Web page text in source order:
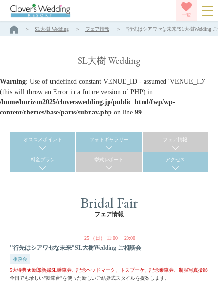
一覧
SL大樹 Wedding フェア情報 "行先はシアワセな未来"SL大樹Wedding
SL大樹 Wedding
Warning: Use of undefined constant VENUE_ID - assumed 'VENUE_ID'
(this will throw an Error in a future version of PHP) in
/home/horizon2025/cloverswedding.jp/public_html/fwp/wp-
content/themes/base/parts/subnav.php on line 99
オススメポイント フォトギャラリー フェア情報
料金プラン 挙式レポート アクセス
Bridal Fair
フェア情報
25 （日） 11:00 20:00
"行先はシアワセな未来"SL大樹Wedding ご相談会
相談会
5大特典★新郎新婦SL乗車券、記念ヘッドマーク、トスブーケ、記念乗車券、制服写真撮影
全国でも珍しい"転車台"を使った新しいご結婚式スタイルを提案します。